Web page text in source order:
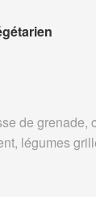
de grenade,
légumes